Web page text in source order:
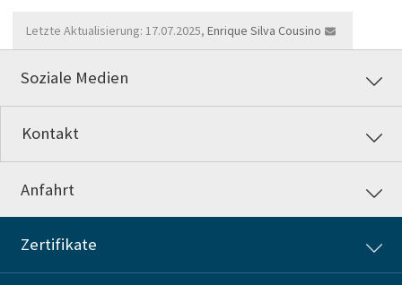
Letzte Aktualisierung: 17.07.2025, Enrique Silva Cousino
Soziale Medien
Kontakt
Anfahrt
Zertifikate